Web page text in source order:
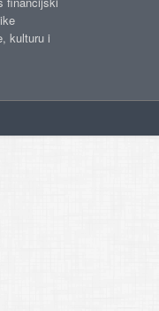
kulturu i